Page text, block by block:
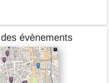
évènements